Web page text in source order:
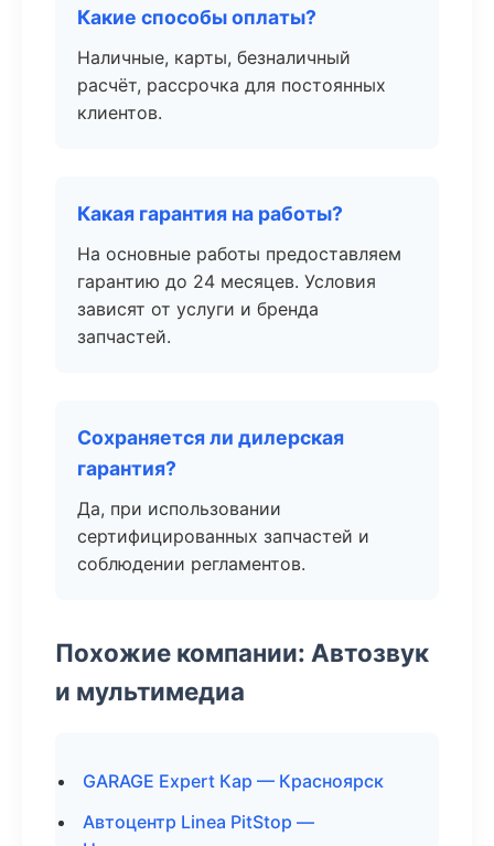
Какие способы оплаты?
Наличные, карты, безналичный
расчёт, рассрочка для постоянных
клиентов.
Какая гарантия на работы?
На основные работы предоставляем
гарантию до 24 месяцев. Условия
зависят от услуги и бренда
запчастей.
Сохраняется ли дилерская
гарантия?
Да, при использовании
сертифицированных запчастей и
соблюдении регламентов.
Похожие компании: Автозвук
и мультимедиа
GARAGE Expert Кар — Красноярск
Автоцентр Linea PitStop —